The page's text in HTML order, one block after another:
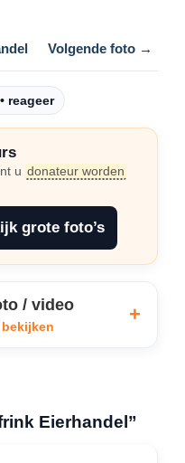
Volgende foto →
reageer
u donateur worden
grote foto’s
/ video
Eierhandel”